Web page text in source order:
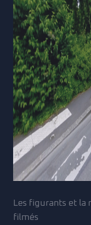
Les figurants et la
filmés